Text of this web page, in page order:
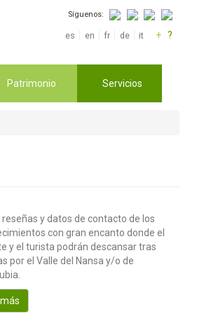
Síguenos:
es en fr de it + ?
Patrimonio Servicios
reseñas y datos de contacto de los
con gran encanto donde el
y el turista podrán descansar tras
por el Valle del Nansa y/o de